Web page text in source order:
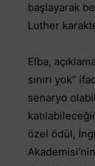
başlayarak
Luther
Elba,
sınırı yok”
senaryo
özel ödül,